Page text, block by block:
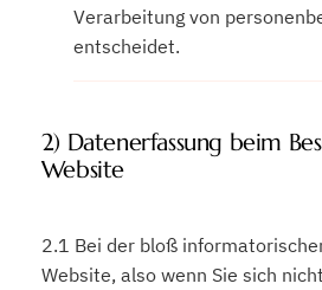
Verarbeitung von
entscheidet.
2) Datenerfassung beim
Website
2.1 Bei der bloß
Website, also wenn Sie sich